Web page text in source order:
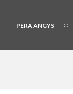
PERA ANGYS